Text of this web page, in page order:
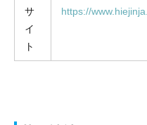
サ
イ
ト
https://